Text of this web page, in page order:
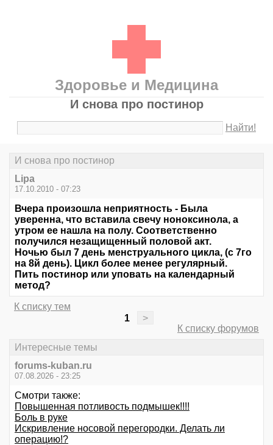
Здоровье и Медицина
И снова про постинор
Найти!
И снова про постинор
Lipa
17.10.2010 - 07:23
Вчера произошла неприятность - Была
уверенна, что вставила свечу ноноксинола, а
утром ее нашла на полу. Соответственно
получился незащищенный половой акт.
Ночью был 7 день менструального цикла, (с 7го
на 8й день). Цикл более менее регулярный.
Пить постинор или уповать на календарный
метод?
К списку тем
1
>
К списку форумов
Интересные темы
forums-kuban.ru
07.08.2026 - 23:25
Смотри также:
Повышенная потливость подмышек!!!!
Боль в руке
Искривление носовой перегородки. Делать ли
операцию!?